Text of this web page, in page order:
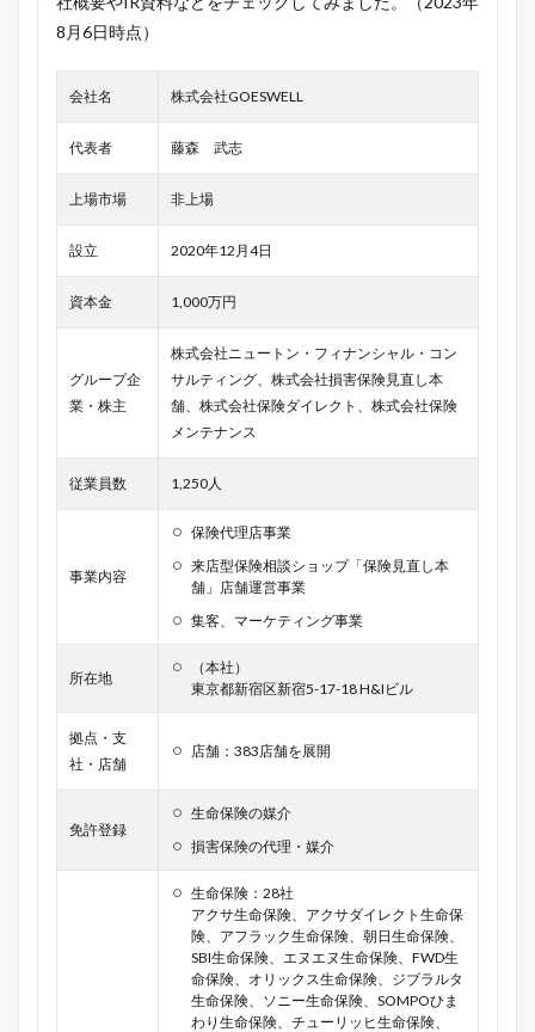
8月6日時点）
会社名 株式会社GOESWELL
代表者 藤森 武志
上場市場 非上場
設立 2020年12月4日
資本金 1,000万円
グループ企
業・株主
株式会社ニュートン・フィナンシャル・コン
サルティング、株式会社損害保険見直し本
舗、株式会社保険ダイレクト、株式会社保険
メンテナンス
従業員数 1,250人
事業内容
保険代理店事業
来店型保険相談ショップ「保険見直し本
舗」店舗運営事業
集客、マーケティング事業
所在地
（本社）
東京都新宿区新宿5-17-18 H&Iビル
拠点・支
社・店舗
店舗：383店舗を展開
免許登録
生命保険の媒介
損害保険の代理・媒介
生命保険：28社
アクサ生命保険、アクサダイレクト生命保
険、アフラック生命保険、朝日生命保険、
SBI生命保険、エヌエヌ生命保険、FWD生
命保険、オリックス生命保険、ジブラルタ
生命保険、ソニー生命保険、SOMPOひま
わり生命保険、チューリッヒ生命保険、